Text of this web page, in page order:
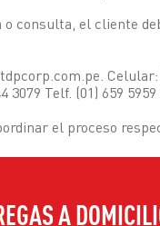
o consulta, el cliente
Celular:
3079 Telf. (01) 659 5959
el proceso
A